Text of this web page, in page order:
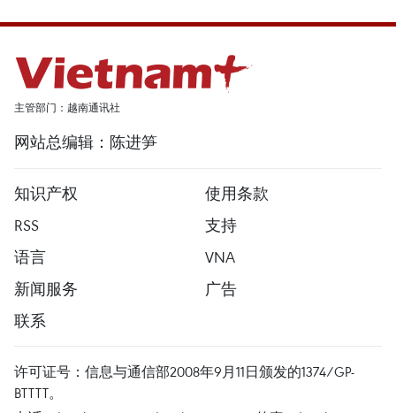
主管部门：越南通讯社
网站总编辑：陈进笋
知识产权
使用条款
RSS
支持
语言
VNA
新闻服务
广告
联系
许可证号：信息与通信部2008年9月11日颁发的1374/GP-
BTTTT。